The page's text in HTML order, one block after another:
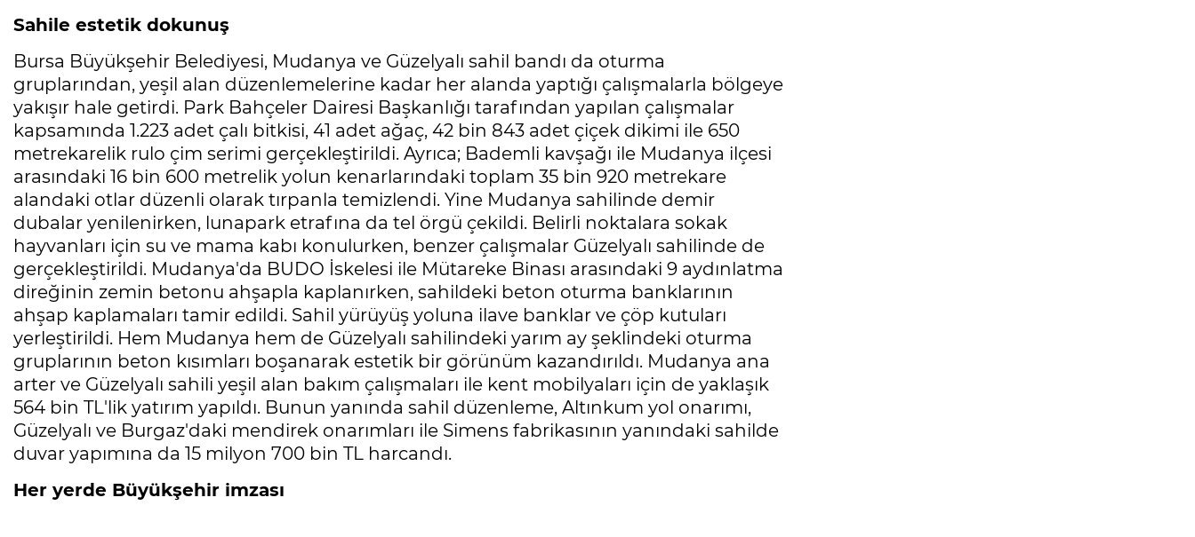
Sahile estetik dokunuş
Bursa Büyükşehir Belediyesi, Mudanya ve Güzelyalı sahil bandı da oturma
gruplarından, yeşil alan düzenlemelerine kadar her alanda yaptığı çalışmalarla bölgeye
yakışır hale getirdi. Park Bahçeler Dairesi Başkanlığı tarafından yapılan çalışmalar
kapsamında 1.223 adet çalı bitkisi, 41 adet ağaç, 42 bin 843 adet çiçek dikimi ile 650
metrekarelik rulo çim serimi gerçekleştirildi. Ayrıca; Bademli kavşağı ile Mudanya ilçesi
arasındaki 16 bin 600 metrelik yolun kenarlarındaki toplam 35 bin 920 metrekare
alandaki otlar düzenli olarak tırpanla temizlendi. Yine Mudanya sahilinde demir
dubalar yenilenirken, lunapark etrafına da tel örgü çekildi. Belirli noktalara sokak
hayvanları için su ve mama kabı konulurken, benzer çalışmalar Güzelyalı sahilinde de
gerçekleştirildi. Mudanya'da BUDO İskelesi ile Mütareke Binası arasındaki 9 aydınlatma
direğinin zemin betonu ahşapla kaplanırken, sahildeki beton oturma banklarının
ahşap kaplamaları tamir edildi. Sahil yürüyüş yoluna ilave banklar ve çöp kutuları
yerleştirildi. Hem Mudanya hem de Güzelyalı sahilindeki yarım ay şeklindeki oturma
gruplarının beton kısımları boşanarak estetik bir görünüm kazandırıldı. Mudanya ana
arter ve Güzelyalı sahili yeşil alan bakım çalışmaları ile kent mobilyaları için de yaklaşık
564 bin TL'lik yatırım yapıldı. Bunun yanında sahil düzenleme, Altınkum yol onarımı,
Güzelyalı ve Burgaz'daki mendirek onarımları ile Simens fabrikasının yanındaki sahilde
duvar yapımına da 15 milyon 700 bin TL harcandı.
Her yerde Büyükşehir imzası